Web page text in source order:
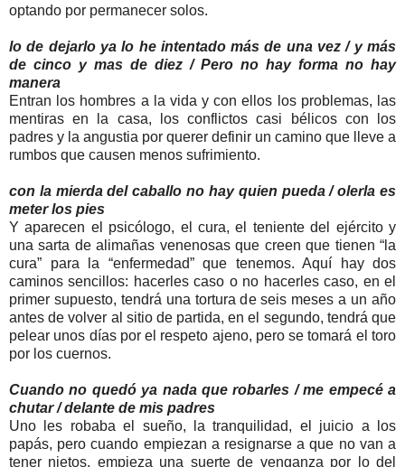
optando por permanecer solos.
lo de dejarlo ya lo he intentado más de una vez / y más
de cinco y mas de diez / Pero no hay forma no hay
manera
Entran los hombres a la vida y con ellos los problemas, las
mentiras en la casa, los conflictos casi bélicos con los
padres y la angustia por querer definir un camino que lleve a
rumbos que causen menos sufrimiento.
con la mierda del caballo no hay quien pueda / olerla es
meter los pies
Y aparecen el psicólogo, el cura, el teniente del ejército y
una sarta de alimañas venenosas que creen que tienen “la
cura” para la “enfermedad” que tenemos. Aquí hay dos
caminos sencillos: hacerles caso o no hacerles caso, en el
primer supuesto, tendrá una tortura de seis meses a un año
antes de volver al sitio de partida, en el segundo, tendrá que
pelear unos días por el respeto ajeno, pero se tomará el toro
por los cuernos.
Cuando no quedó ya nada que robarles / me empecé a
chutar / delante de mis padres
Uno les robaba el sueño, la tranquilidad, el juicio a los
papás, pero cuando empiezan a resignarse a que no van a
tener nietos, empieza una suerte de venganza por lo del